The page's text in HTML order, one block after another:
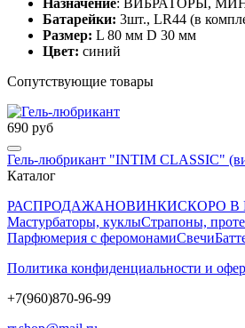
Батарейки: 3шт., LR44 (в
Размер: L 80 мм D 30 мм
Цвет: синий
Сопутствующие товары
690 руб
Гель-любрикант "INTIM CLASSIC"
Каталог
РАСПРОДАЖАНОВИНКИСКОРО В
Мастурбаторы, куклыСтрапоны,
Парфюмерия с феромонамиСвечи
Политика конфиденциальности и
+7(960)870-96-99